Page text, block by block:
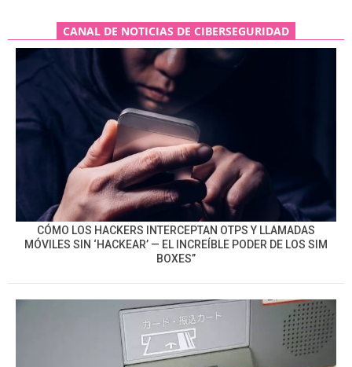
CANAL DE NOTICIAS DE CIBERSEGURIDAD
CÓMO LOS HACKERS INTERCEPTAN OTPS Y LLAMADAS
MÓVILES SIN ‘HACKEAR’ — EL INCREÍBLE PODER DE LOS SIM
BOXES”